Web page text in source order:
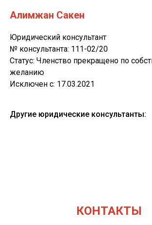
Алимжан Сакен
Юридический консультант
№ консультанта: 111-02/20
Статус: Членство прекращено по
желанию
Исключен с: 17.03.2021
Другие юридические консультанты:
КОНТАКТЫ